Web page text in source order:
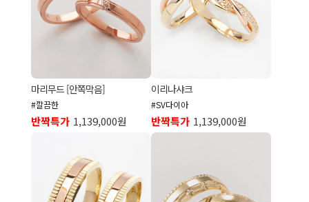
마리무드 [안쪽막음]
#깔끔한
반짝특가 1,139,000원
이리나샤크
#SV다이아
반짝특가 1,139,000원